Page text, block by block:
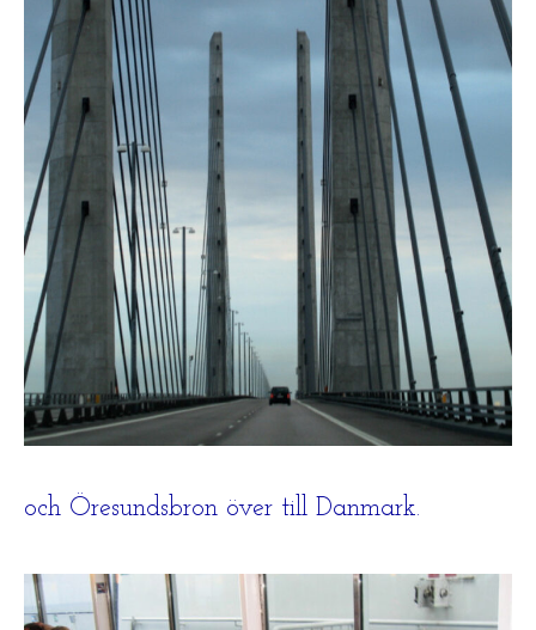
och Öresundsbron över till Danmark.